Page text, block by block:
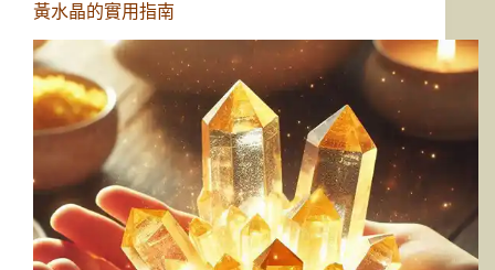
黃水晶的實用指南